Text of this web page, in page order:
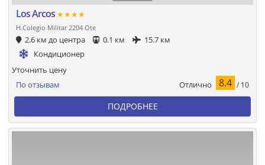
Los Arcos ★★★★
H.Colegio Militar 2204 Ote
2.6 км до центра 0.1 км
15.7 км
Кондиционер
По отзывам Отлично 8.4 / 10
Уточнить цену
ПОДРОБНЕЕ